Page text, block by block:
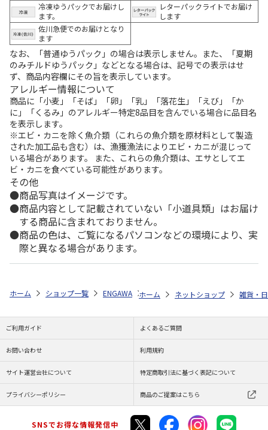
冷凍ゆうパックでお届けし
ます。
レターパックライトでお届け
します
佐川急便でのお届けとなり
ます
なお、「普通ゆうパック」の場合は表示しません。また、「夏期
のみチルドゆうパック」などとなる場合は、記号での表示はせ
ず、商品内容欄にその旨を表示しています。
アレルギー情報について
商品に「小麦」「そば」「卵」「乳」「落花生」「えび」「か
に」「くるみ」のアレルギー特定8品目を含んでいる場合に品目名
を表示します。
※エビ・カニを除く魚介類（これらの魚介類を原材料として製造
された加工品も含む）は、漁獲漁法によりエビ・カニが混じって
いる場合があります。 また、これらの魚介類は、エサとしてエ
ビ・カニを食べている可能性があります。
その他
商品写真はイメージです。
商品内容として記載されていない「小道具類」はお届け
する商品に含まれておりません。
商品の色は、ご覧になるパソコンなどの環境により、実
際と異なる場合があります。
ホーム ショップ一覧 ENGAWA アニメ『ジョジョの奇妙な冒険 フ
ホーム ネットショップ 雑貨・
ご利用ガイド よくあるご質問
お問い合わせ 利用規約
サイト運営会社について 特定商取引法に基づく表記について
プライバシーポリシー 商品のご提案はこちら
SNSでお得な情報発信中